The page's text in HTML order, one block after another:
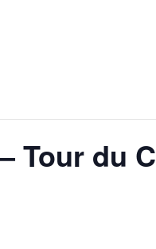
Tour du